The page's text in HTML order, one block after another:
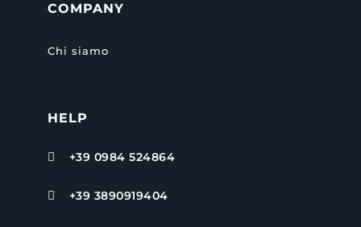
COMPANY
Chi siamo
HELP
 +39 0984 524864
 +39 3890919404